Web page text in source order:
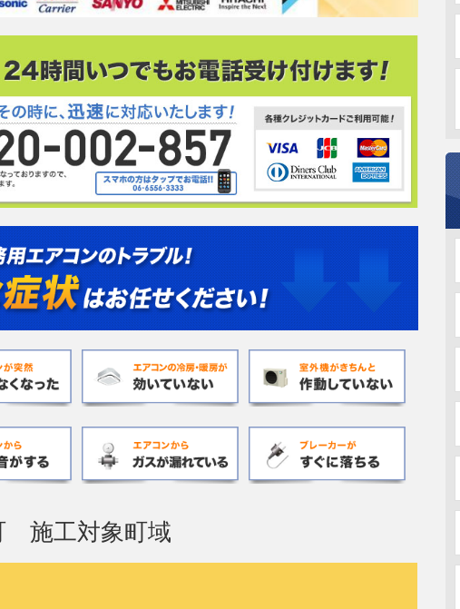
施工対象町域